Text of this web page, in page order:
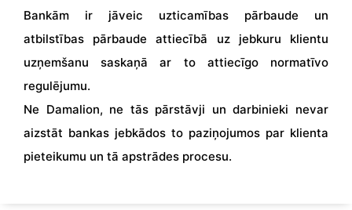
Bankām ir jāveic uzticamības pārbaude un
atbilstības pārbaude attiecībā uz jebkuru klientu
uzņemšanu saskaņā ar to attiecīgo normatīvo
regulējumu.
Ne Damalion, ne tās pārstāvji un darbinieki nevar
aizstāt bankas jebkādos to paziņojumos par klienta
pieteikumu un tā apstrādes procesu.